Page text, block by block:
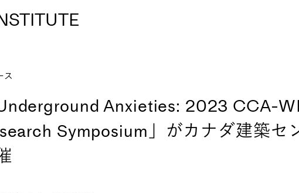
ス
Underground Anxieties: 2023 CCA-
Symposium」がカナダ建築セ